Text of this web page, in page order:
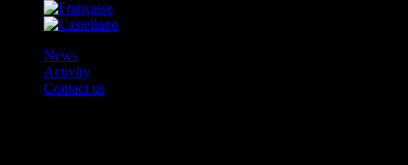
News
Activity
Contact us